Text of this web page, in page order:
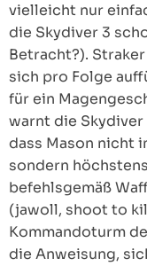
vielleicht nur
die Skydiver 3
Betracht?).
sich pro Folge
für ein
warnt die Skydiver
dass Mason nicht
sondern
befehlsgemäß
(jawoll, shoot to
Kommandoturm
die Anweisung,